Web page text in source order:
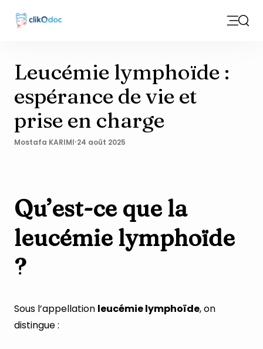
Leucémie lymphoïde :
espérance de vie et
prise en charge
Mostafa KARIMI·24 août 2025
Qu’est-ce que la
leucémie lymphoïde
?
Sous l’appellation leucémie lymphoïde, on
distingue :